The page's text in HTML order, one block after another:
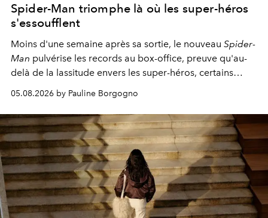
Spider-Man triomphe là où les super-héros
s'essoufflent
Moins d'une semaine après sa sortie, le nouveau Spider-
Man pulvérise les records au box-office, preuve qu'au-
delà de la lassitude envers les super-héros, certains
05.08.2026 by Pauline Borgogno